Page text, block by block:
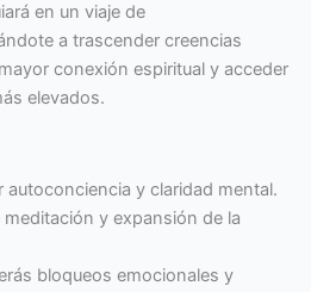
en un viaje de
a trascender creencias
conexión espiritual y acceder
elevados.
y claridad mental.
y expansión de la
bloqueos emocionales y